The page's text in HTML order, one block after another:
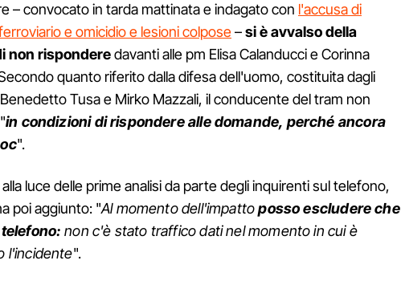
– convocato in tarda mattinata e indagato con l'accusa di
e omicidio e lesioni colpose–si è avvalso della
non risponderedavanti alle pm Elisa Calanducci e Corinna
quanto riferito dalla difesa dell'uomo, costituita dagli
Tusa e Mirko Mazzali, il conducente del tram non
in condizioni di rispondere alle domande, perché ancora
".
luce delle prime analisi da parte degli inquirenti sul telefono,
poi aggiunto: "Al momento dell'impattoposso escludere che
non c'è stato traffico dati nel momento in cui è
l'incidente".